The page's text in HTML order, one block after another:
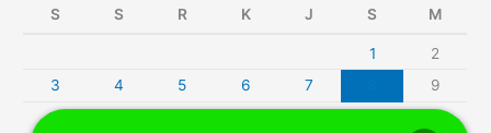
S S R K J S M
1
2
3
4 5 6 7
9
10